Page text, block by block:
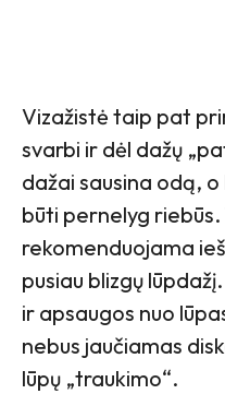
Vizažistė taip pat
svarbi ir dėl dažų
dažai sausina odą,
būti pernelyg riebūs.
rekomenduojama
pusiau blizgų
ir apsaugos nuo
nebus jaučiamas
lūpų „traukimo“.